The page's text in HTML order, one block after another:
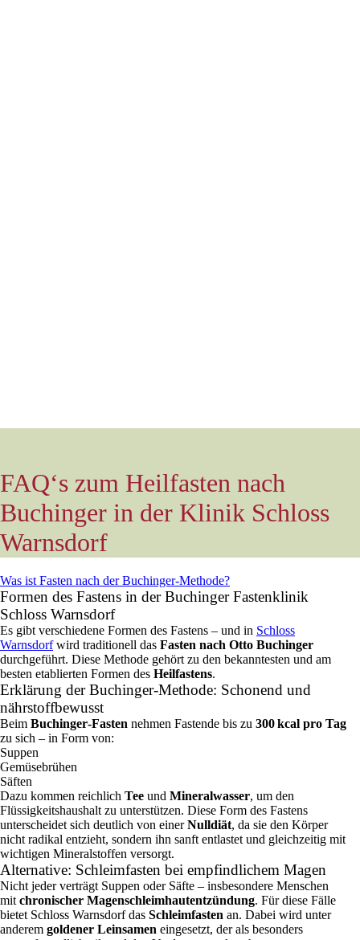
FAQ‘s zum Heilfasten nach
Buchinger in der Klinik Schloss
Warnsdorf
Was ist Fasten nach der Buchinger-Methode?
Formen des Fastens in der Buchinger Fastenklinik
Schloss Warnsdorf
Es gibt verschiedene Formen des Fastens – und in Schloss
Warnsdorfwird traditionell das Fasten nach Otto Buchinger
durchgeführt. Diese Methode gehört zu den bekanntesten und am
besten etablierten Formen des Heilfastens.
Erklärung der Buchinger-Methode: Schonend und
nährstoffbewusst
Beim Buchinger‑Fasten nehmen Fastende bis zu 300 kcal pro Tag
zu sich – in Form von:
Suppen
Gemüsebrühen
Säften
Dazu kommen reichlich Tee und Mineralwasser, um den
Flüssigkeitshaushalt zu unterstützen. Diese Form des Fastens
unterscheidet sich deutlich von einerNulldiät, da sie den Körper
nicht radikal entzieht, sondern ihn sanft entlastet und gleichzeitig mit
wichtigen Mineralstoffen versorgt.
Alternative: Schleimfasten bei empfindlichem Magen
Nicht jeder verträgt Suppen oder Säfte – insbesondere Menschen
mit chronischer Magenschleimhautentzündung. Für diese Fälle
bietet Schloss Warnsdorf das Schleimfasten an. Dabei wird unter
anderem goldener Leinsamen eingesetzt, der als besonders